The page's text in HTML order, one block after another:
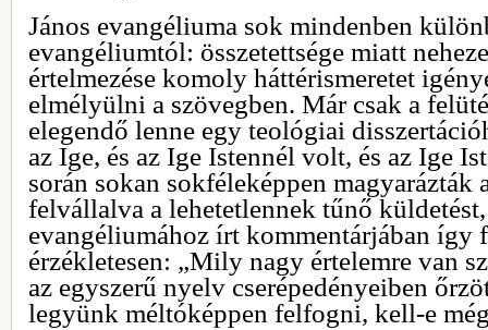
János evangéliuma sok mindenben
evangéliumtól: összetettsége miatt
értelmezése komoly háttérismeretet
elmélyülni a szövegben. Már csak a
elegendő lenne egy teológiai
az Ige, és az Ige Istennél volt, és az Ige
során sokan sokféleképpen magyarázták
felvállalva a lehetetlennek tűnő
evangéliumához írt kommentárjában így
érzékletesen: „Mily nagy értelemre van
az egyszerű nyelv cserépedényeiben
legyünk méltóképpen felfogni, kell-e